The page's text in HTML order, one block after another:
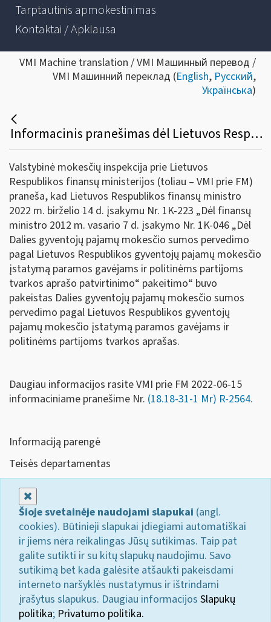
Tarptautinis apmokestinimas
Kontaktai / Apklausa
VMI Machine translation / VMI Машинный перевод /
VMI Машинний переклад (English, Русский,
Українська)
Informacinis pranešimas dėl Lietuvos Respublikos finansų ministro 2012 m. vasario 7 d. įsakymo Nr. 1K-046 pakeitimo
Valstybinė mokesčių inspekcija prie Lietuvos
Respublikos finansų ministerijos (toliau – VMI prie FM)
praneša, kad Lietuvos Respublikos finansų ministro
2022 m. birželio 14 d. įsakymu Nr. 1K-223 „Dėl finansų
ministro 2012 m. vasario 7 d. įsakymo Nr. 1K-046 „Dėl
Dalies gyventojų pajamų mokesčio sumos pervedimo
pagal Lietuvos Respublikos gyventojų pajamų mokesčio
įstatymą paramos gavėjams ir politinėms partijoms
tvarkos aprašo patvirtinimo“ pakeitimo“ buvo
pakeistas Dalies gyventojų pajamų mokesčio sumos
pervedimo pagal Lietuvos Respublikos gyventojų
pajamų mokesčio įstatymą paramos gavėjams ir
politinėms partijoms tvarkos aprašas.
Daugiau informacijos rasite VMI prie FM 2022-06-15
informaciniame pranešime Nr. (18.18-31-1 Mr) R-2564.
Informaciją parengė
Teisės departamentas
Šioje svetainėje naudojami slapukai (angl.
cookies). Būtinieji slapukai įdiegiami automatiškai
ir jiems nėra reikalingas Jūsų sutikimas. Taip pat
galite sutikti ir su kitų slapukų naudojimu. Savo
sutikimą bet kada galėsite atšaukti pakeisdami
interneto naršyklės nustatymus ir ištrindami
įrašytus slapukus. Daugiau informacijos Slapukų
politika; Privatumo politika.